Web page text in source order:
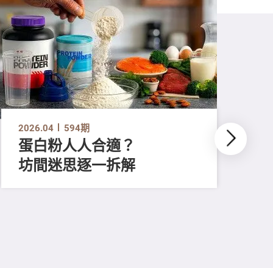
2026.04 594期
蛋白粉人人合適？
坊間迷思逐一拆解